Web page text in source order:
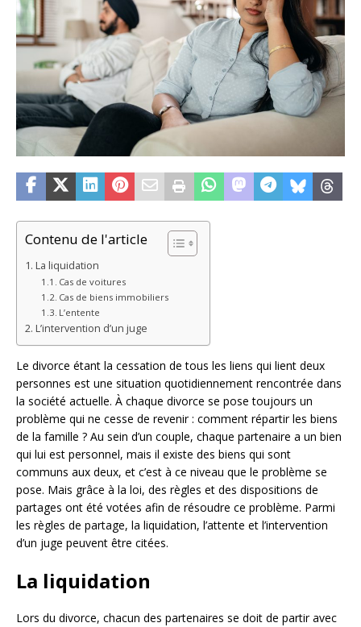
Contenu de l'article
La liquidation
Cas de voitures
Cas de biens immobiliers
L’entente
L’intervention d’un juge
Le divorce étant la cessation de tous les liens qui lient deux
personnes est une situation quotidiennement rencontrée dans
la société actuelle. À chaque divorce se pose toujours un
problème qui ne cesse de revenir : comment répartir les biens
de la famille ? Au sein d’un couple, chaque partenaire a un bien
qui lui est personnel, mais il existe des biens qui sont
communs aux deux, et c’est à ce niveau que le problème se
pose. Mais grâce à la loi, des règles et des dispositions de
partages ont été votées afin de résoudre ce problème. Parmi
les règles de partage, la liquidation, l’attente et l’intervention
d’un juge peuvent être citées.
La liquidation
Lors du divorce, chacun des partenaires se doit de partir avec